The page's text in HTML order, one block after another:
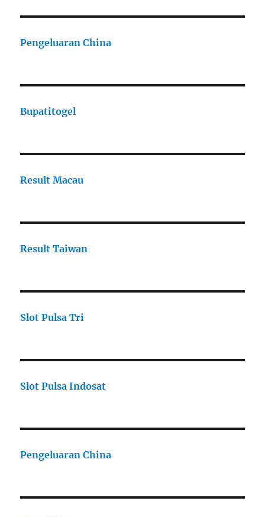
Pengeluaran China
Bupatitogel
Result Macau
Result Taiwan
Slot Pulsa Tri
Slot Pulsa Indosat
Pengeluaran China